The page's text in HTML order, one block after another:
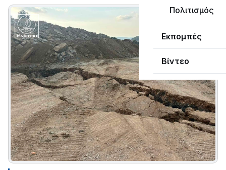
Πολιτισμός
Εκπομπές
Βίντεο